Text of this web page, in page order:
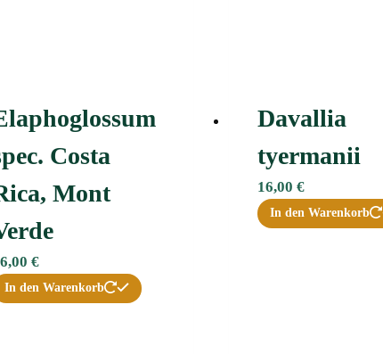
Costa
Mont
€
In den Warenkorb
Davallia
tyermanii
16,00 €
In den Warenkorb